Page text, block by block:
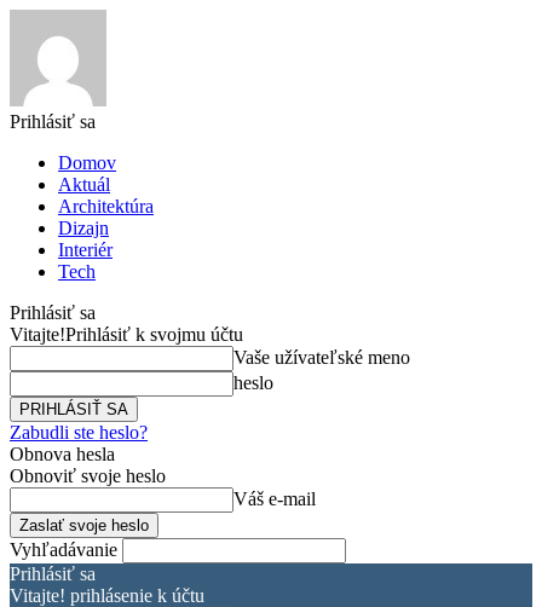
Prihlásiť sa
Domov
Aktuál
Architektúra
Dizajn
Interiér
Tech
Prihlásiť sa
Vitajte!Prihlásiť k svojmu účtu
Vaše užívateľské meno
heslo
Zabudli ste heslo?
Obnova hesla
Obnoviť svoje heslo
Váš e-mail
Vyhľadávanie
Prihlásiť sa
Vitajte! prihlásenie k účtu